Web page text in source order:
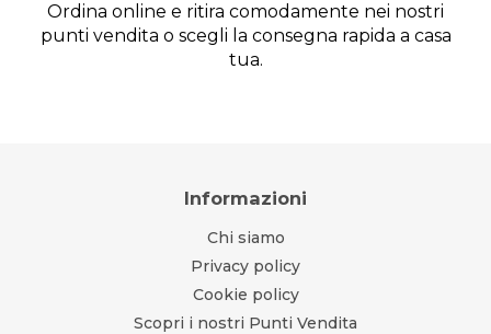
Ordina online e ritira comodamente nei nostri
punti vendita o scegli la consegna rapida a casa
tua.
Informazioni
Chi siamo
Privacy policy
Cookie policy
Scopri i nostri Punti Vendita